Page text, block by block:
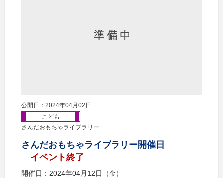
公開日：2024年04月02日
こども
さんだおもちゃライブラリー
さんだおもちゃライブラリー開催日
イベント終了
開催日：2024年04月12日（金）